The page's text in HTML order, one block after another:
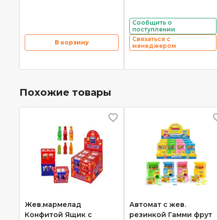
В корзину
Сообщить о
поступлении
Связаться с
менеджером
Похожие товары
Жев.мармелад
Конфитой Ящик с
Автомат с жев.
резинкой Гамми фрут